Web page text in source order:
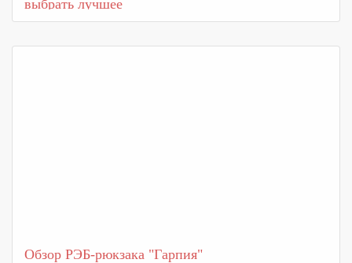
выбрать лучшее
Обзор РЭБ-рюкзака "Гарпия"